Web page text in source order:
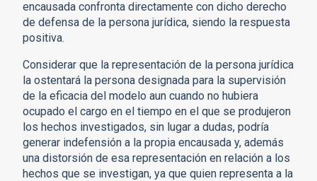
encausada confronta directamente con dicho derecho
de defensa de la persona jurídica, siendo la respuesta
positiva.
Considerar que la representación de la persona jurídica
la ostentará la persona designada para la supervisión
de la eficacia del modelo aun cuando no hubiera
ocupado el cargo en el tiempo en el que se produjeron
los hechos investigados, sin lugar a dudas, podría
generar indefensión a la propia encausada y, además
una distorsión de esa representación en relación a los
hechos que se investigan, ya que quien representa a la